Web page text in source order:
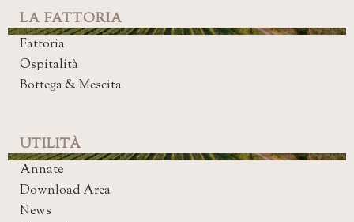
LA FATTORIA
Fattoria
Ospitalità
Bottega & Mescita
UTILITÀ
Annate
Download Area
News